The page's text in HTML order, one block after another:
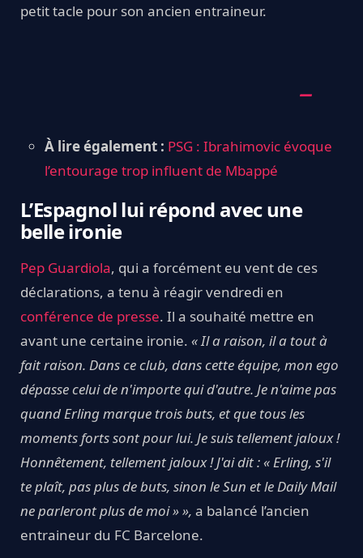
petit tacle pour son ancien entraineur.
À lire également : PSG : Ibrahimovic évoque
l’entourage trop influent de Mbappé
L’Espagnol lui répond avec une
belle ironie
Pep Guardiola, qui a forcément eu vent de ces
déclarations, a tenu à réagir vendredi en
conférence de presse. Il a souhaité mettre en
avant une certaine ironie. « Il a raison, il a tout à
fait raison. Dans ce club, dans cette équipe, mon ego
dépasse celui de n'importe qui d'autre. Je n'aime pas
quand Erling marque trois buts, et que tous les
moments forts sont pour lui. Je suis tellement jaloux !
Honnêtement, tellement jaloux ! J'ai dit : « Erling, s'il
te plaît, pas plus de buts, sinon le Sun et le Daily Mail
ne parleront plus de moi » », a balancé l’ancien
entraineur du FC Barcelone.